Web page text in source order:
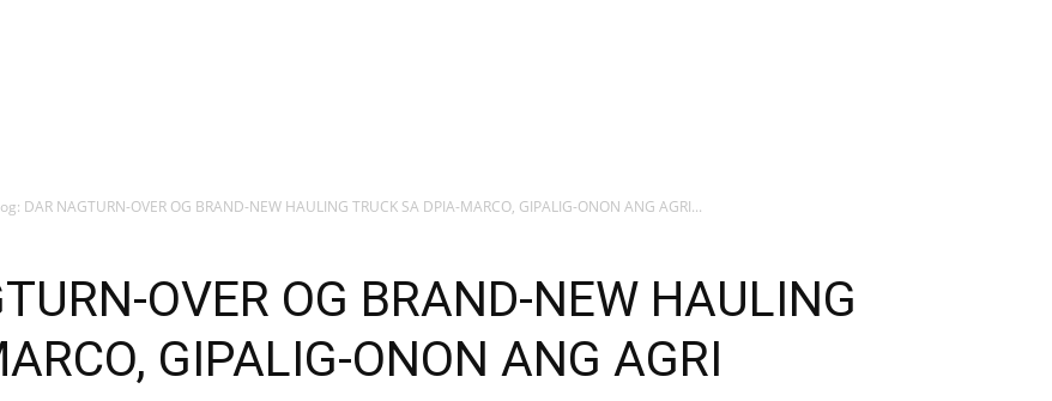
DAR NAGTURN-OVER OG BRAND-NEW HAULING TRUCK SA DPIA-MARCO, GIPALIG-ONON ANG AGRI...
OVER OG BRAND-NEW HAULING
GIPALIG-ONON ANG AGRI